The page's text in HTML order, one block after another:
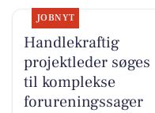
JOBNYT
Handlekraftig
projektleder søges
til komplekse
forureningssager